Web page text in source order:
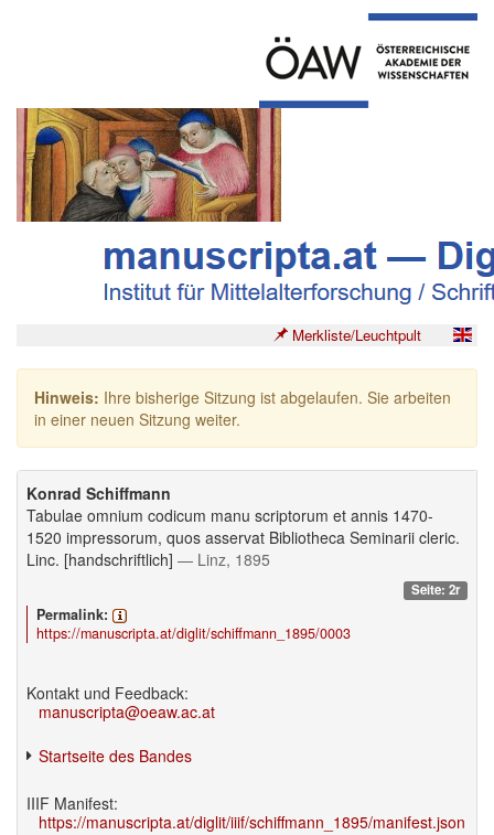
Merkliste/Leuchtpult
Hinweis: Ihre bisherige Sitzung ist abgelaufen. Sie arbeiten
in einer neuen Sitzung weiter.
Konrad Schiffmann
Tabulae omnium codicum manu scriptorum et annis 1470-
1520 impressorum, quos asservat Bibliotheca Seminarii cleric.
Linc. [handschriftlich] — Linz, 1895
Seite: 2r
Permalink:
https://manuscripta.at/diglit/schiffmann_1895/0003
Kontakt und Feedback:
manuscripta@oeaw.ac.at
Startseite des Bandes
IIIF Manifest:
https://manuscripta.at/diglit/iiif/schiffmann_1895/manifest.json